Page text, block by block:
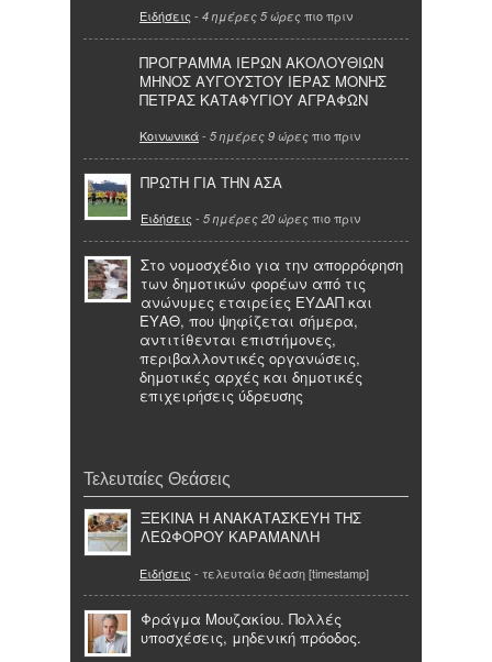
Ειδήσεις - 4 ημέρες 5 ώρες πιο πριν
ΠΡΟΓΡΑΜΜΑ ΙΕΡΩΝ ΑΚΟΛΟΥΘΙΩΝ
ΜΗΝΟΣ ΑΥΓΟΥΣΤΟΥ ΙΕΡΑΣ ΜΟΝΗΣ
ΠΕΤΡΑΣ ΚΑΤΑΦΥΓΙΟΥ ΑΓΡΑΦΩΝ
Κοινωνικά- 5 ημέρες 9 ώρες πιο πριν
ΠΡΩΤΗ ΓΙΑ ΤΗΝ ΑΣΑ
Ειδήσεις - 5 ημέρες 20 ώρες πιο πριν
Στο νομοσχέδιο για την απορρόφηση
των δημοτικών φορέων από τις
ανώνυμες εταιρείες ΕΥΔΑΠ και
ΕΥΑΘ, που ψηφίζεται σήμερα,
αντιτίθενται επιστήμονες,
περιβαλλοντικές οργανώσεις,
δημοτικές αρχές και δημοτικές
επιχειρήσεις ύδρευσης
Τελευταίες Θεάσεις
ΞΕΚΙΝΑ Η ΑΝΑΚΑΤΑΣΚΕΥΗ ΤΗΣ
ΛΕΩΦΟΡΟΥ ΚΑΡΑΜΑΝΛΗ
Ειδήσεις - τελευταία θέαση [timestamp]
Φράγμα Μουζακίου. Πολλές
υποσχέσεις, μηδενική πρόοδος.